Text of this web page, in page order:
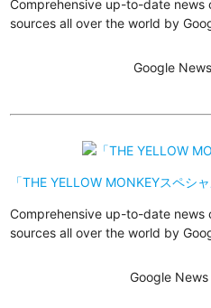
Comprehensive up-to-date
sources all over the world by
Google
「THE YELLOW MONKEYスペシャ
Comprehensive up-to-date
sources all over the world by
Google